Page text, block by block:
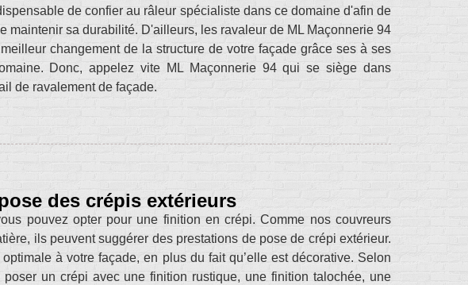
de confier au râleur spécialiste dans ce domaine d'afin de
maintenir sa durabilité. D'ailleurs, les ravaleur de ML Maçonnerie 94
changement de la structure de votre façade grâce ses à ses
Donc, appelez vite ML Maçonnerie 94 qui se siège dans
de ravalement de façade.
des crépis extérieurs
pouvez opter pour une finition en crépi. Comme nos couvreurs
ils peuvent suggérer des prestations de pose de crépi extérieur.
à votre façade, en plus du fait qu’elle est décorative. Selon
un crépi avec une finition rustique, une finition talochée, une